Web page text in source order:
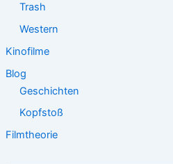
Trash
Western
Kinofilme
Blog
Geschichten
Kopfstoß
Filmtheorie